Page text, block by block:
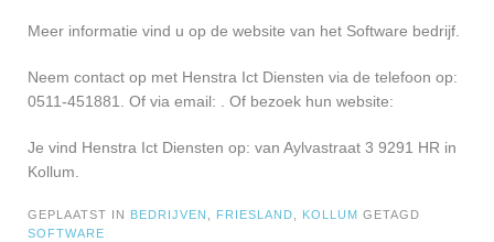
Meer informatie vind u op de website van het Software bedrijf.
Neem contact op met Henstra Ict Diensten via de telefoon op:
0511-451881. Of via email:
. Of bezoek hun website:
Je vind Henstra Ict Diensten op: van Aylvastraat 3 9291 HR in
Kollum.
GEPLAATST IN BEDRIJVEN FRIESLAND KOLLUM GETAGD
SOFTWARE